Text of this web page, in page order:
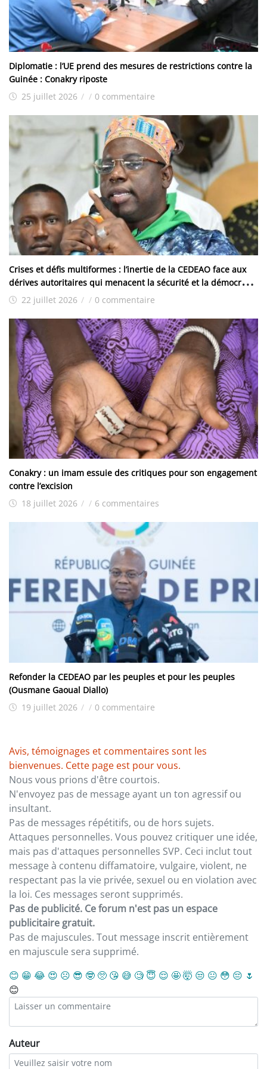
Diplomatie : l’UE prend des mesures de restrictions contre la
Guinée : Conakry riposte
25 juillet 2026 / / 0 commentaire
Crises et défis multiformes : l’inertie de la CEDEAO face aux
dérives autoritaires qui menacent la sécurité et la démocratie
dans la sous-région
22 juillet 2026 / / 0 commentaire
Conakry : un imam essuie des critiques pour son engagement
contre l’excision
18 juillet 2026 / / 6 commentaires
Refonder la CEDEAO par les peuples et pour les peuples
(Ousmane Gaoual Diallo)
19 juillet 2026 / / 0 commentaire
Avis, témoignages et commentaires sont les
bienvenues. Cette page est pour vous.
Nous vous prions d'être courtois.
N'envoyez pas de message ayant un ton agressif ou
insultant.
Pas de messages répétitifs, ou de hors sujets.
Attaques personnelles. Vous pouvez critiquer une idée,
mais pas d'attaques personnelles SVP. Ceci inclut tout
message à contenu diffamatoire, vulgaire, violent, ne
respectant pas la vie privée, sexuel ou en violation avec
la loi. Ces messages seront supprimés.
Pas de publicité. Ce forum n'est pas un espace
publicitaire gratuit.
Pas de majuscules. Tout message inscrit entièrement
en majuscule sera supprimé.
😊 😁 😂 😍 ☹️ 😎 🤓 🥺 😘 😅 🧐 😇 😌 🤩🤯 😒 😐 😳 😔 🌷
😊
Auteur